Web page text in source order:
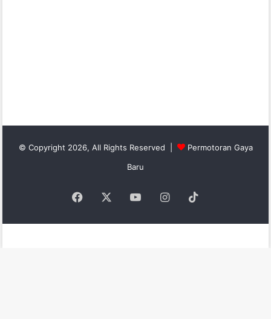
© Copyright 2026, All Rights Reserved |
Permotoran Gaya
Baru
Facebook YouTubeInstagram